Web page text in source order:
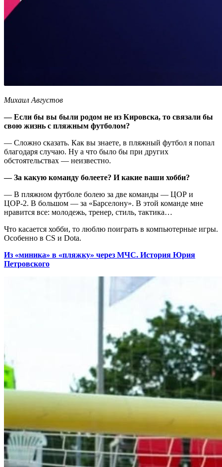
Михаил Августов
—Если бы вы были родом не из Кировска, то связали бы
свою жизнь с пляжным футболом?
— Сложно сказать. Как вы знаете, в пляжный футбол я попал
благодаря случаю. Ну а что было бы при других
обстоятельствах — неизвестно.
— За какую команду болеете? И какие ваши хобби?
— В пляжном футболе болею за две команды — ЦОР и
ЦОР-2. В большом — за «Барселону». В этой команде мне
нравится все: молодежь, тренер, стиль, тактика…
Что касается хобби, то люблю поиграть в компьютерные игры.
Особенно в CS и Dota.
Из «миника» в «пляжку» через МЧС. История Юрия
Петровского